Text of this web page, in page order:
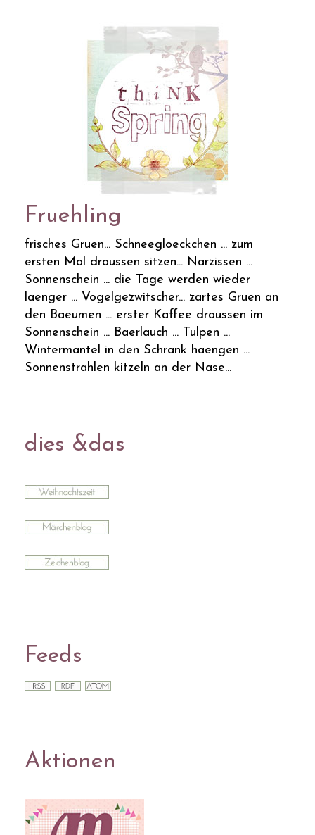
Fruehling
frisches Gruen... Schneegloeckchen ... zum
ersten Mal draussen sitzen... Narzissen ...
Sonnenschein ... die Tage werden wieder
laenger ... Vogelgezwitscher... zartes Gruen an
den Baeumen ... erster Kaffee draussen im
Sonnenschein ... Baerlauch ... Tulpen ...
Wintermantel in den Schrank haengen ...
Sonnenstrahlen kitzeln an der Nase...
dies &das
Feeds
Aktionen